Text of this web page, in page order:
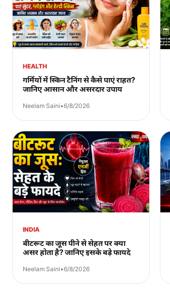
HEALTH
गर्मियों में स्किन टैनिंग से कैसे पाएं राहत?
जानिए आसान और असरदार उपाय
Neelam Saini•6/8/2026
INDIA
बीटरूट का जूस पीने से सेहत पर क्या
असर होता है? जानिए इसके बड़े फायदे
Neelam Saini•6/8/2026